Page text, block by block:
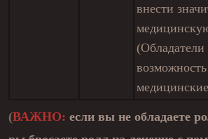
внести
(ВАЖНО: если вы не обладаете